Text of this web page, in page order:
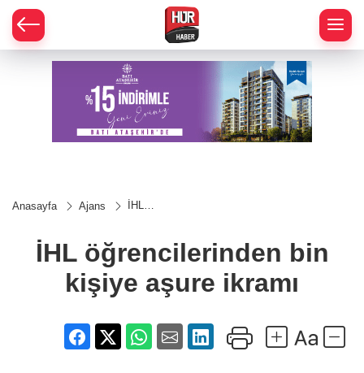
Anasayfa Ajans
İHL
aşure ikramı
İHL öğrencilerinden bin
kişiye aşure ikramı